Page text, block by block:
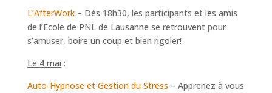
L’AfterWork – Dès 18h30, les participants et les amis
de l’Ecole de PNL de Lausanne se retrouvent pour
s’amuser, boire un coup et bien rigoler!
Le 4 mai :
Auto-Hypnose et Gestion du Stress – Apprenez à vous